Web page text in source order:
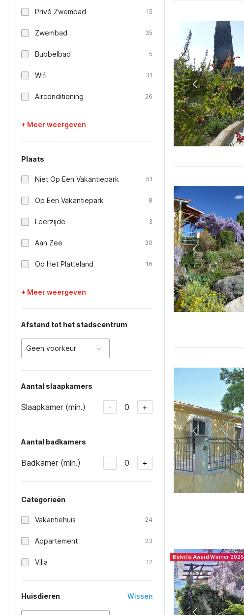
Privé Zwembad 15
Zwembad 35
Bubbelbad 5
Wifi 31
Airconditioning 26
+ Meer weergeven
Plaats
Niet Op Een Vakantiepark 51
Op Een Vakantiepark 8
Leerzijde 3
Aan Zee 30
Op Het Platteland 16
+ Meer weergeven
Afstand tot het stadscentrum
Geen voorkeur
Aantal slaapkamers
Slaapkamer (min.) - 0 +
Aantal badkamers
Badkamer (min.) - 0 +
Categorieën
Vakantiehuis 24
Appartement 23
Villa 12
Huisdieren Wissen
Belvilla Award Winner 2025